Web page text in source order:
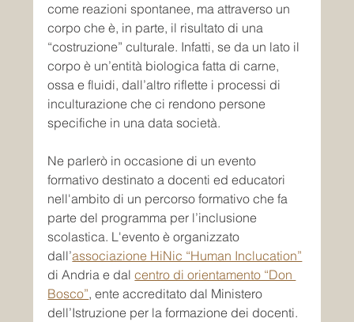
come reazioni spontanee, ma attraverso un
corpo che è, in parte, il risultato di una
“costruzione” culturale. Infatti, se da un lato il
corpo è un’entità biologica fatta di carne,
ossa e fluidi, dall’altro riflette i processi di
inculturazione che ci rendono persone
specifiche in una data società.
Ne parlerò in occasione di un evento
formativo destinato a docenti ed educatori
nell'ambito di un percorso formativo che fa
parte del programma per l’inclusione
scolastica. L'evento è organizzato
dall’associazione HiNic “Human Inclucation”
di Andria e dal centro di orientamento “Don
Bosco”, ente accreditato dal Ministero
dell’Istruzione per la formazione dei docenti.